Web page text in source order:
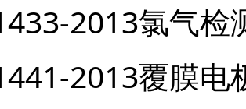
2013氯气
2013覆膜